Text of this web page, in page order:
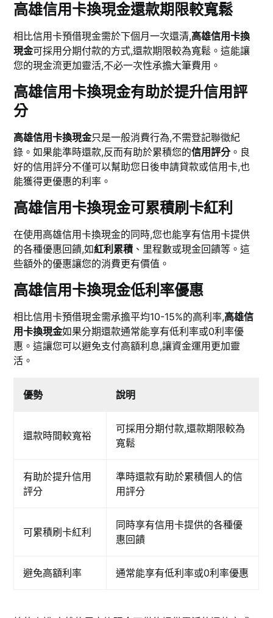
高雄信用卡換現金還款期限較寬鬆
相比信用卡預借現金需於下個月一次還清,高雄信用卡換
現金可採用分期付款的方式,還款期限較為寬鬆。這能讓
您的現金流更加靈活,不必一次性承擔大筆費用。
高雄信用卡換現金有助於提升信用評
分
高雄信用卡換現金只是一般消費行為,不需登記聯徵紀
錄。如果能準時還款,反而有助於累積您的信用評分。良
好的信用評分不僅可以幫助您日後申請貸款或信用卡,也
能獲得更優惠的利率。
高雄信用卡換現金可累積刷卡紅利
在使用高雄信用卡換現金的同時,您也能享有信用卡提供
的各種優惠回饋,如紅利累積 、里程數或現金回饋等。這
些額外的優惠讓您的消費更有價值。
高雄信用卡換現金低利率優惠
相比信用卡預借現金需承擔平均10-15%的高利率,高雄信
用卡換現金如果分期還款通常能享有低利率或0利率優
惠。這讓您可以避免支付高額利息,讓資金運用更加靈
活。
優勢 說明
還款時間較寬裕
可採用分期付款,還款期限較為
寬鬆
有助於提升信用
評分
準時還款有助於累積個人的信
用評分
可累積刷卡紅利
同時享有信用卡提供的各種優
惠回饋
避免高額利率 通常能享有低利率或0利率優惠